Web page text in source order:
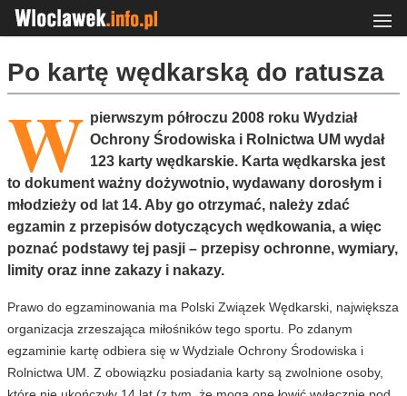
Po kartę wędkarską do ratusza
W pierwszym półroczu 2008 roku Wydział
Ochrony Środowiska i Rolnictwa UM wydał
123 karty wędkarskie. Karta wędkarska jest
to dokument ważny dożywotnio, wydawany dorosłym i
młodzieży od lat 14. Aby go otrzymać, należy zdać
egzamin z przepisów dotyczących wędkowania, a więc
poznać podstawy tej pasji – przepisy ochronne, wymiary,
limity oraz inne zakazy i nakazy.
Prawo do egzaminowania ma Polski Związek Wędkarski, największa
organizacja zrzeszająca miłośników tego sportu. Po zdanym
egzaminie kartę odbiera się w Wydziale Ochrony Środowiska i
Rolnictwa UM. Z obowiązku posiadania karty są zwolnione osoby,